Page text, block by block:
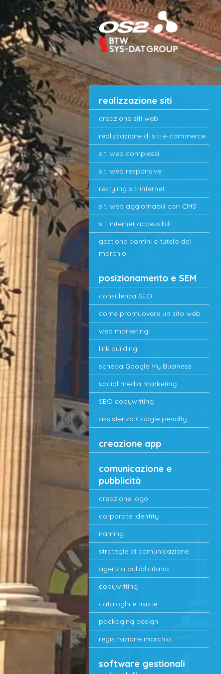
realizzazione siti
creazione siti web
realizzazione di siti e-commerce
siti web complessi
siti web responsive
restyling siti internet
siti web aggiornabili con CMS
siti internet accessibili
gestione domini e tutela del
marchio
posizionamento e SEM
consulenza SEO
come promuovere un sito web
web marketing
link building
scheda Google My Business
social media marketing
SEO copywriting
assistenza Google penalty
creazione app
comunicazione e
pubblicità
creazione logo
corporate identity
naming
strategie di comunicazione
agenzia pubblicitaria
copywriting
cataloghi e riviste
packaging design
registrazione marchio
software gestionali